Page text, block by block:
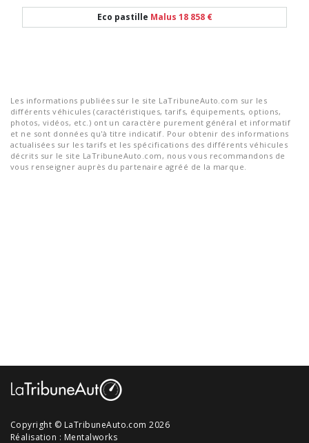
Eco pastille Malus 18 858 €
Les informations publiées sur le site LaTribuneAuto.com sur les
différents véhicules (caractéristiques, tarifs, équipements, options,
photos, vidéos, etc.) ont un caractère purement général et informatif
et ne sont données qu'à titre indicatif. Pour obtenir des informations
actualisées sur les tarifs et les spécifications des différents véhicules
décrits sur le site LaTribuneAuto.com, nous vous recommandons de
vous renseigner auprès du partenaire agréé de la marque.
Copyright © LaTribuneAuto.com 2026
Réalisation : Mentalworks